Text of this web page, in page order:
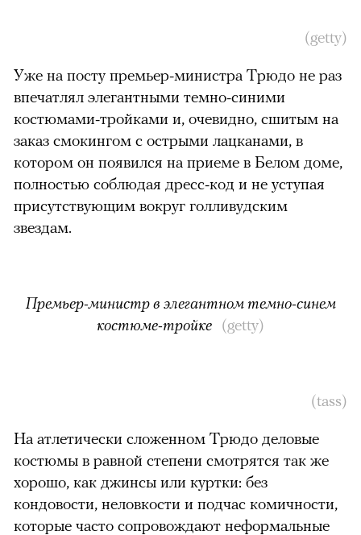
(getty)
Уже на посту премьер-министра Трюдо не раз
впечатлял элегантными темно-синими
костюмами-тройками и, очевидно, сшитым на
заказ смокингом с острыми лацканами, в
котором он появился на приеме в Белом доме,
полностью соблюдая дресс-код и не уступая
присутствующим вокруг голливудским
звездам.
Премьер-министр в элегантном темно-синем
костюме-тройке (getty)
(tass)
На атлетически сложенном Трюдо деловые
костюмы в равной степени смотрятся так же
хорошо, как джинсы или куртки: без
кондовости, неловкости и подчас комичности,
которые часто сопровождают неформальные